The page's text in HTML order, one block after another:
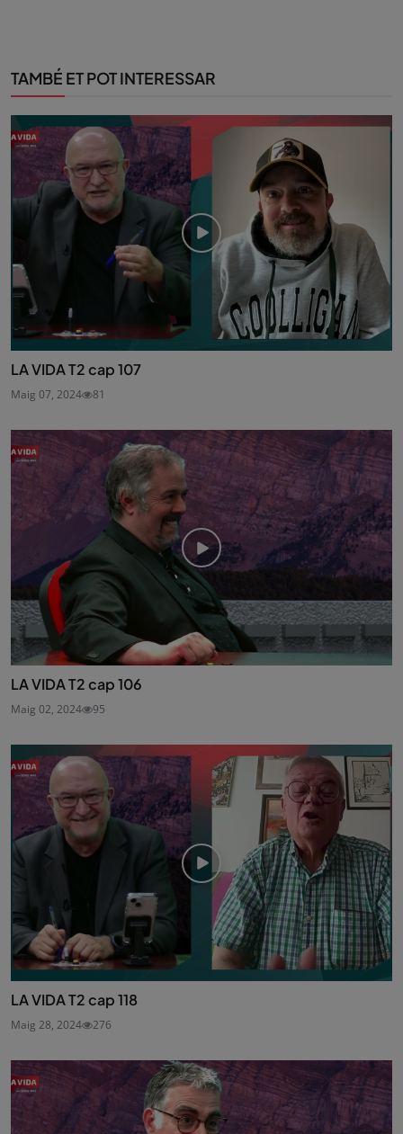
TAMBÉ ET POT INTERESSAR
LA VIDA T2 cap 107
Maig 07, 2024 81
LA VIDA T2 cap 106
Maig 02, 2024 95
LA VIDA T2 cap 118
Maig 28, 2024 276